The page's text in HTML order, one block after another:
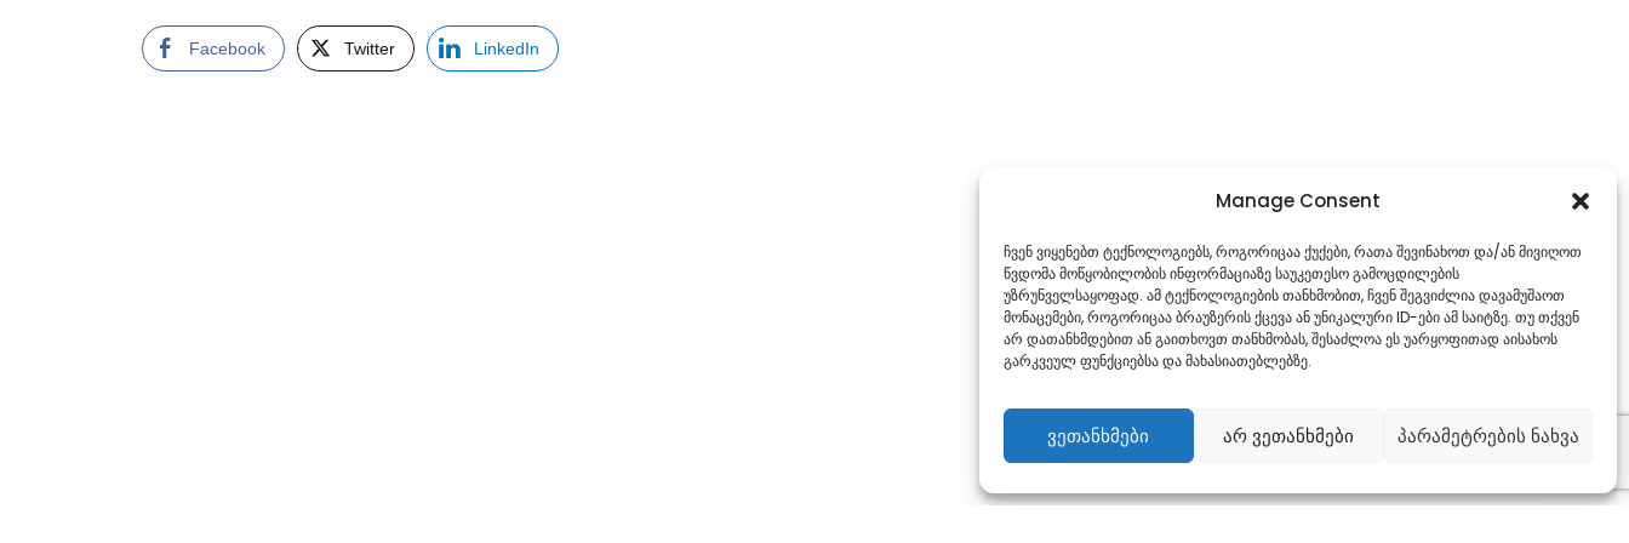
Manage Consent
ჩვენ ვიყენებთ ტექნოლოგიებს, როგორიცაა ქუქები, რათა შევინახოთ და/ან მივიღოთ
წვდომა მოწყობილობის ინფორმაციაზე საუკეთესო გამოცდილების
უზრუნველსაყოფად. ამ ტექნოლოგიების თანხმობით, ჩვენ შეგვიძლია დავამუშაოთ
მონაცემები, როგორიცაა ბრაუზერის ქცევა ან უნიკალური ID-ები ამ საიტზე. თუ თქვენ
არ დათანხმდებით ან გაითხოვთ თანხმობას, შესაძლოა ეს უარყოფითად აისახოს
გარკვეულ ფუნქციებსა და მახასიათებლებზე.
ვეთანხმები არ ვეთანხმები პარამეტრების ნახვა
Facebook Twitter LinkedIn